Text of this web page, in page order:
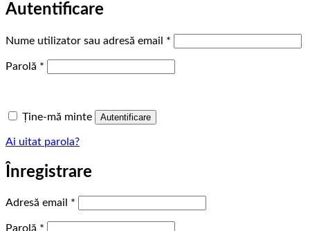
Autentificare
Nume utilizator sau adresă email *
Parolă *
Ține-mă minte Autentificare
Ai uitat parola?
Înregistrare
Adresă email *
Parolă *